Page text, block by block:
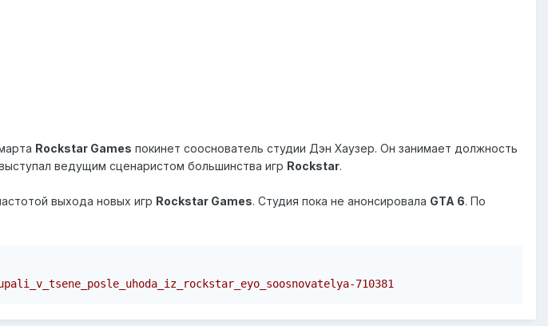
Rockstar Games покинет сооснователь студии Дэн Хаузер. Он занимает должность
ведущим сценаристом большинства игр Rockstar.
выхода новых игр Rockstar Games. Студия пока не анонсировала GTA 6. По
710381